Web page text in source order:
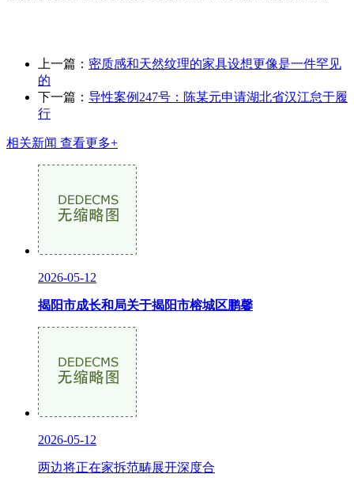
上一篇： 密质感和天然纹理的家具设想更像是一件罕见
的
下一篇： 导性案例247号：陈某元申请湖北省汉江怠于履
行
相关新闻 查看更多+
2026-05-12
揭阳市成长和局关于揭阳市榕城区鹏馨
2026-05-12
两边将正在家拆范畴展开深度合